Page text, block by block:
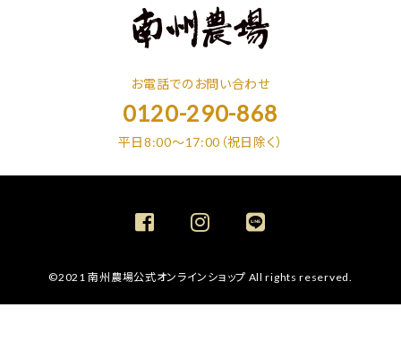
お電話でのお問い合わせ
0120-290-868
平日8:00～17:00（祝日除く）
©2021 南州農場公式オンラインショップ All rights reserved.